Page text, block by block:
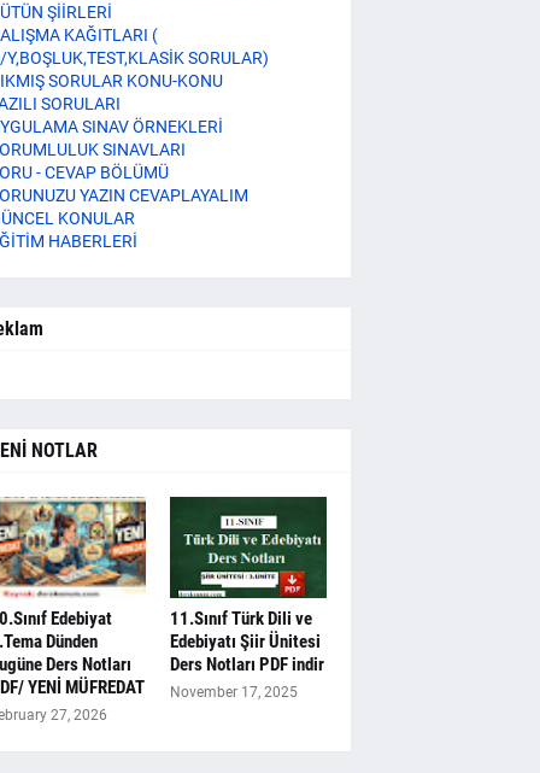
ŞİİRLERİ
KAĞITLARI (
Y,BOŞLUK,TEST,KLASİK SORULAR)
SORULAR KONU-KONU
SORULARI
SINAV ÖRNEKLERİ
SINAVLARI
- CEVAP BÖLÜMÜ
YAZIN CEVAPLAYALIM
KONULAR
HABERLERİ
NOTLAR
Edebiyat
Dünden
Ders Notları
YENİ MÜFREDAT
27, 2026
11.Sınıf Türk Dili ve
Edebiyatı Şiir Ünitesi
Ders Notları PDF indir
November 17, 2025